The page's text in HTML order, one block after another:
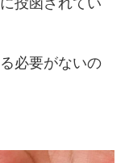
必要がないの